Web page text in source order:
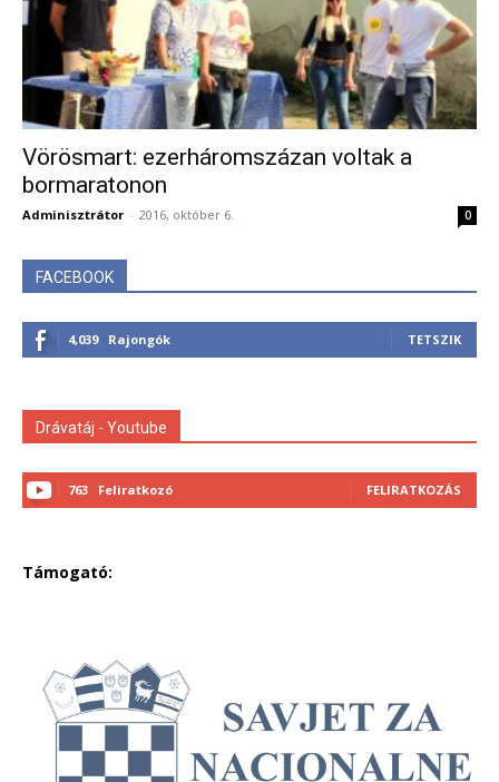
Vörösmart: ezerháromszázan voltak a
bormaratonon
Adminisztrátor - 2016, október 6. 0
FACEBOOK
4,039 Rajongók TETSZIK
Drávatáj - Youtube
763 Feliratkozó FELIRATKOZÁS
Támogató: